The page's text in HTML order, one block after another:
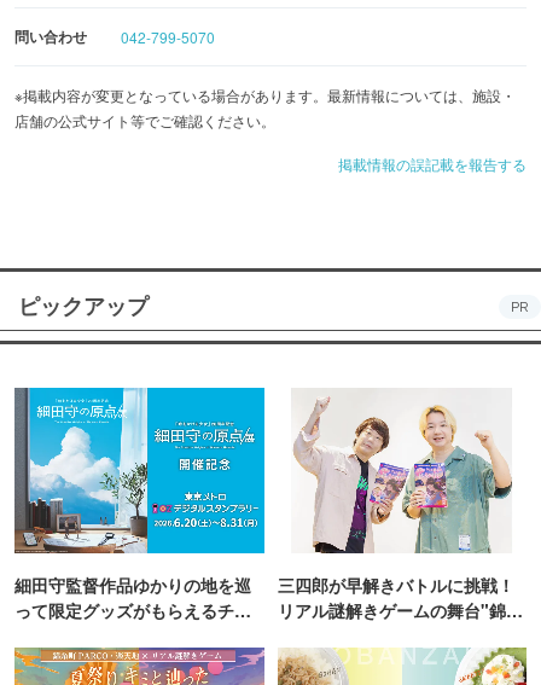
問い合わせ 042-799-5070
※掲載内容が変更となっている場合があります。最新情報については、施設・
店舗の公式サイト等でご確認ください。
掲載情報の誤記載を報告する
ピックアップ PR
細田守監督作品ゆかりの地を巡
って限定グッズがもらえるチャ
三四郎が早解きバトルに挑戦！
リアル謎解きゲームの舞台"錦糸